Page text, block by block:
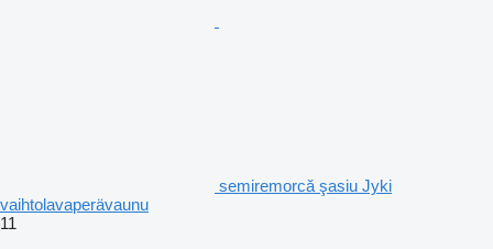
semiremorcă şasiu Jyki
vaihtolavaperävaunu
11